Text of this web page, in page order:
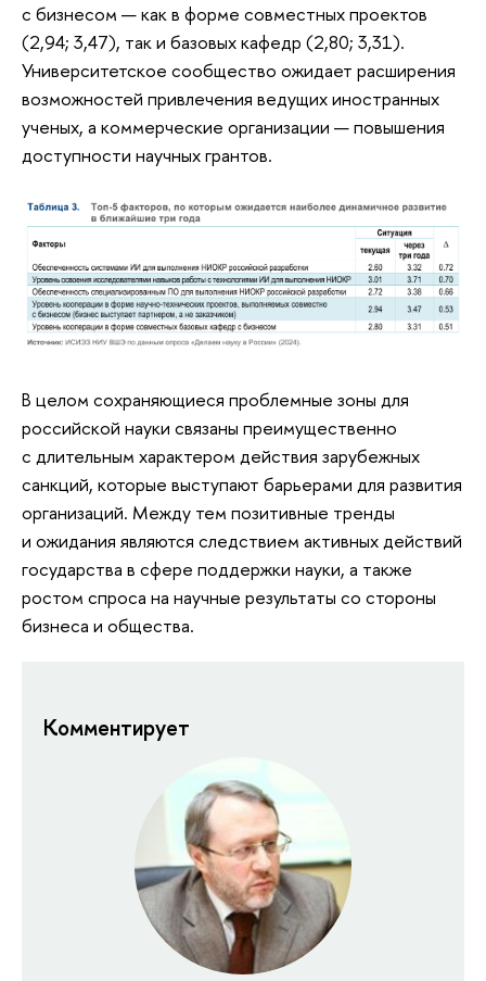
с бизнесом — как в форме совместных проектов
(2,94; 3,47), так и базовых кафедр (2,80; 3,31).
Университетское сообщество ожидает расширения
возможностей привлечения ведущих иностранных
ученых, а коммерческие организации — повышения
доступности научных грантов.
В целом сохраняющиеся проблемные зоны для
российской науки связаны преимущественно
с длительным характером действия зарубежных
санкций, которые выступают барьерами для развития
организаций. Между тем позитивные тренды
и ожидания являются следствием активных действий
государства в сфере поддержки науки, а также
ростом спроса на научные результаты со стороны
бизнеса и общества.
Комментирует